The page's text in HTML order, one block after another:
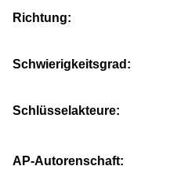
Richtung:
Schwierigkeitsgrad:
Schlüsselakteure:
AP-Autorenschaft: